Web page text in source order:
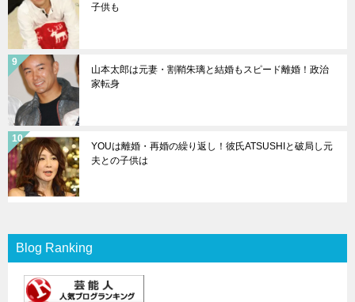
子供も
山本太郎は元妻・割鞘朱璃と結婚もスピード離婚！政治
家転身
YOUは離婚・再婚の繰り返し！彼氏ATSUSHIと破局し元
夫との子供は
Blog Ranking